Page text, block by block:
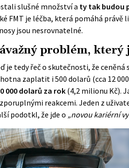
slušné množství a ty tak budou
FMT je léčba, která pomáhá právě
jsou nesrovnatelné.
problém, který
je tedy řeč o skutečnosti, že
zaplatit i 500 dolarů (cca 12
000 dolarů za rok(4,2 milionu Kč).
reakcemi. Jeden z
podotkl, že jde o „novou kariérní